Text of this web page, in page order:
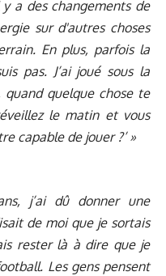
a des changements de
sur d'autres choses
En plus, parfois la
pas. J’ai joué sous la
quelque chose te
le matin et vous
capable de jouer ?’ »
j’ai dû donner une
de moi que je sortais
rester là à dire que je
Les gens pensent